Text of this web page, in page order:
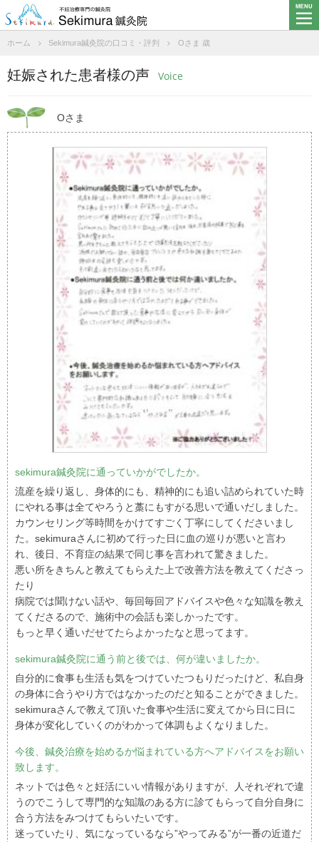
ホーム Sekimura鍼灸院の口コミ・評判 Oさま 歳
妊娠された患者様の声 Voice
Oさま
sekimura鍼灸院に通っていかがでしたか。
流産を繰り返し、身体的にも、精神的にも追い詰められていた時
にやれる事は全てやろうと藁にもすがる思いで通いだしました。
カウンセリング等時間をかけてすごく丁寧にしてくださいまし
た。sekimuraさんに初めて行った日に血の巡りが悪いと言わ
れ、後日、不育症の結果で同じ事を言われて驚きました。
悪い所をきちんと教えてもらえた上で改善方法を教えてくださっ
たり
病院では聞けない話や、毎回毎回アドバイスや色々な知識を教え
てくださるので、施術中の会話も楽しかったです。
もっと早く通いだせてたらよかったなと思ってます。
sekimura鍼灸院に通う前と後では、何が違いましたか。
自分的に食事も生活も気をつけていたつもりだったけど、私自身
の身体に合うやり方ではなかったのだと知ることができました。
sekimuraさんで教えて頂いた食事や生活に変えてから日に日に
身体が変化していくのがわかって体調もよくなりました。
今後、鍼灸治療を始めるか悩まれている方へアドバイスをお願い
致します。
ネットでは色々と妊活にいい情報がありますが、人それぞれで違
うのでこうして専門的な知識のある方に診てもらって自分自身に
合う方法をみつけてもらいたいです。
迷っていたり、気になっているなら”やってみる”が一番の近道だ